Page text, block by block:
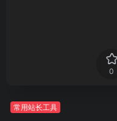
0
常用站长工具